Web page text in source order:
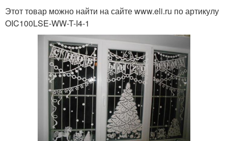
Этот товар можно найти на сайте www.eli.ru по артикулу
OIC100LSE-WW-T-I4-1